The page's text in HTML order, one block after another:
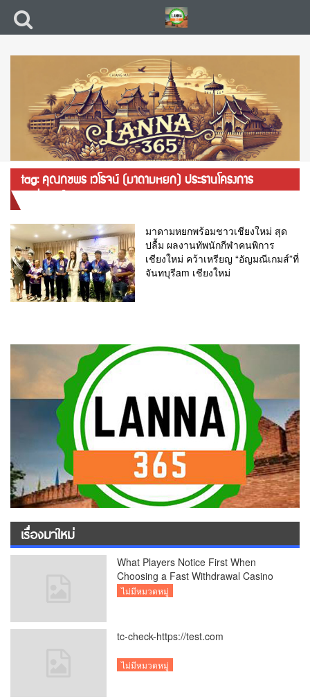
tag: คุณกชพร เวโรจน์ (มาดามหยก) ประธานโครงการ
มาดามหยกพร้อมชาวเชียงใหม่ สุด
ปลื้ม ผลงานทัพนักกีฬาคนพิการ
เชียงใหม่ คว้าเหรียญ “อัญมณีเกมส์”ที่
จันทบุรีam เชียงใหม่
เรื่องมาใหม่
What Players Notice First When
Choosing a Fast Withdrawal Casino
UK
ไม่มีหมวดหมู่
tc-check-https://test.com
ไม่มีหมวดหมู่